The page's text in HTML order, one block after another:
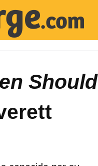
Should